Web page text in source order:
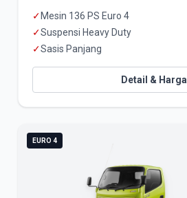
✓ Mesin 136 PS Euro 4
✓Suspensi Heavy Duty
✓Sasis Panjang
Detail & Harga
EURO 4